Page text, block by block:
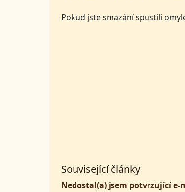
Pokud jste smazání spustili
Související články
Nedostal(a) jsem potvrzující e-